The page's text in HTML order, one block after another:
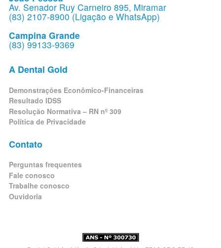
Av. Senador Ruy Carneiro 895, Miramar
(83) 2107-8900 (Ligação e WhatsApp)
Campina Grande
(83) 99133-9369
A Dental Gold
Demonstrações Econômico-Financeiras
Resultado IDSS
Resolução Normativa – RN nº 309
Política de Privacidade
Contato
Perguntas frequentes
Fale conosco
Trabalhe conosco
Ouvidoria